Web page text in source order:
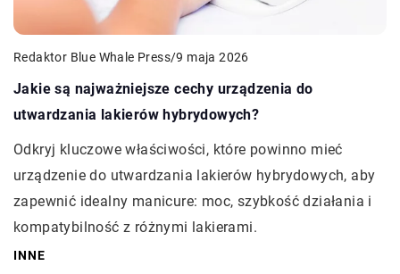
Redaktor Blue Whale Press/9 maja 2026
Jakie są najważniejsze cechy urządzenia do
utwardzania lakierów hybrydowych?
Odkryj kluczowe właściwości, które powinno mieć
urządzenie do utwardzania lakierów hybrydowych, aby
zapewnić idealny manicure: moc, szybkość działania i
kompatybilność z różnymi lakierami.
INNE